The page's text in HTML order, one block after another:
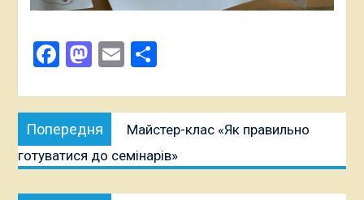
Facebook
Mastodon
EmailПоділитися
Навігація
записів
Попередня
публікація:
Майстер-клас «Як правильно
готуватися до семінарів»